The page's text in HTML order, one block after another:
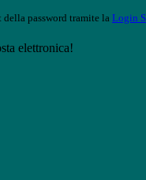
della password tramite la Login
elettronica!